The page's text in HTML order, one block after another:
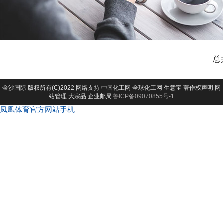
总
金沙国际 版权所有(C)2022 网络支持 中国化工网 全球化工网 生意宝 著作权声明 网
站管理 大宗品 企业邮局 鲁ICP备09070855号-1
凤凰体育官方网站手机